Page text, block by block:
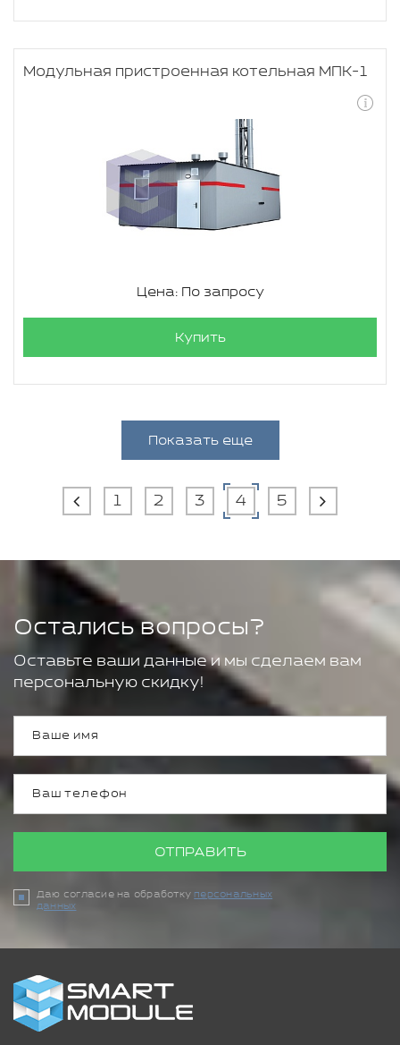
Модульная пристроенная котельная МПК-1
Цена: По запросу
Купить
Показать еще
1 2 3 4 5
Остались вопросы?
Оставьте ваши данные и мы сделаем вам
персональную скидку!
ОТПРАВИТЬ
Даю согласие на обработку персональных
данных